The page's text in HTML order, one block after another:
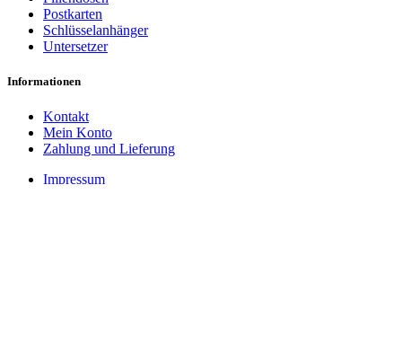
Postkarten
Schlüsselanhänger
Untersetzer
Informationen
Kontakt
Mein Konto
Zahlung und Lieferung
Impressum